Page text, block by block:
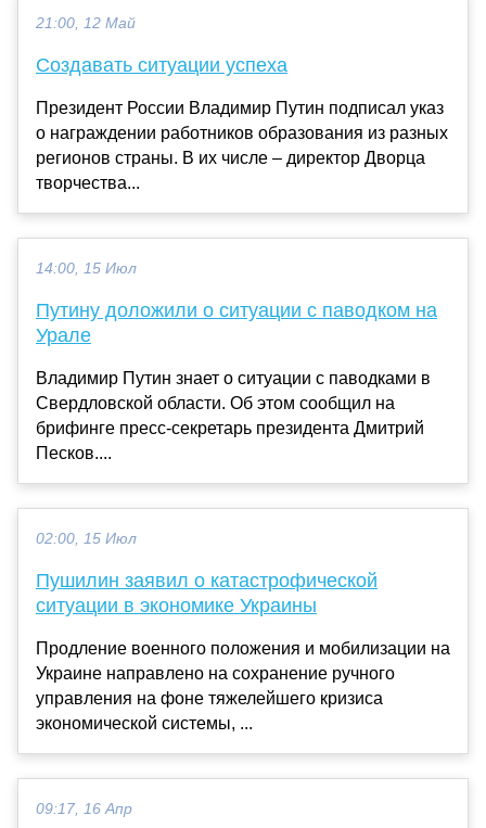
21:00, 12 Май
Создавать ситуации успеха
Президент России Владимир Путин подписал указ
о награждении работников образования из разных
регионов страны. В их числе – директор Дворца
творчества...
14:00, 15 Июл
Путину доложили о ситуации с паводком на
Урале
Владимир Путин знает о ситуации с паводками в
Свердловской области. Об этом сообщил на
брифинге пресс-секретарь президента Дмитрий
Песков....
02:00, 15 Июл
Пушилин заявил о катастрофической
ситуации в экономике Украины
Продление военного положения и мобилизации на
Украине направлено на сохранение ручного
управления на фоне тяжелейшего кризиса
экономической системы, ...
09:17, 16 Апр